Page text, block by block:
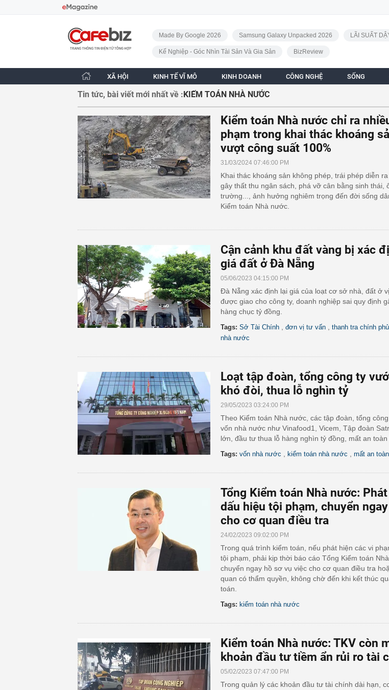
CafeBiz - Trang chủ
Made By Google 2026
Samsung Galaxy Unpacked 2026 LÃI SUẤT
Kế Nghiệp - Góc Nhìn Tài Sản Và Gia Sản BizReview
XÃ HỘI KINH TẾ VĨ MÔ KINH DOANH CÔNG NGHỆ SỐNG
Tin tức, bài viết mới nhất về :KIẾM TOÁN NHÀ NƯỚC
Kiểm toán Nhà nước chỉ ra
phạm trong khai thác khoáng
vượt công suất 100%
31/03/2024 07:46:00 PM
Khai thác khoáng sản không phép, trái phép diễn ra
gây thất thu ngân sách, phá vỡ cân bằng sinh thái,
trường..., ảnh hưởng nghiêm trọng đến đời sống
Kiểm toán Nhà nước.
Cận cảnh khu đất vàng bị xác
giá đất ở Đà Nẵng
05/06/2023 04:15:00 PM
Đà Nẵng xác định lại giá của loạt cơ sở nhà, đất ở
được giao cho công ty, doanh nghiệp sai quy định
hàng chục tỷ đồng.
Tags: Sở Tài Chính đơn vị tư vấn thanh tra chính phủ
nhà nước
Loạt tập đoàn, tổng công ty
khó đòi, thua lỗ nghìn tỷ
29/05/2023 03:24:00 PM
Theo Kiểm toán Nhà nước, các tập đoàn, tổng
vốn nhà nước như Vinafood1, Vicem, Tập đoàn
lớn, đầu tư thua lỗ hàng nghìn tỷ đồng, mất an toàn
Tags: vốn nhà nước kiểm toán nhà nước mất an toàn
Tổng Kiểm toán Nhà nước:
dấu hiệu tội phạm, chuyển
cho cơ quan điều tra
24/02/2023 09:02:00 PM
Trong quá trình kiểm toán, nếu phát hiện các vi
tội phạm, phải kịp thời báo cáo Tổng Kiểm toán
chuyển ngay hồ sơ vụ việc cho cơ quan điều tra
quan có thẩm quyền, không chờ đến khi kết thúc
toán.
Tags: kiểm toán nhà nước
Kiểm toán Nhà nước: TKV còn
khoản đầu tư tiềm ẩn rủi ro tài
05/02/2023 07:47:00 PM
Trong quản lý các khoản đầu tư tài chính dài hạn,